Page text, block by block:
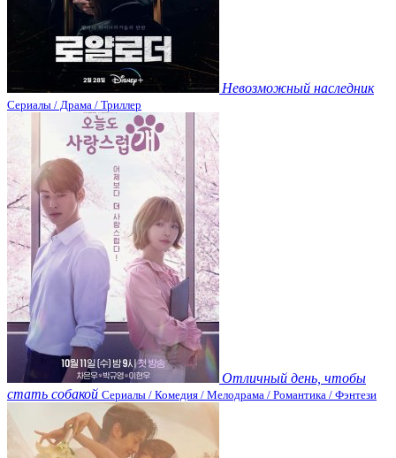
Невозможный наследник
Сериалы / Драма / Триллер
Отличный день, чтобы
стать собакой Сериалы / Комедия / Мелодрама / Романтика / Фэнтези